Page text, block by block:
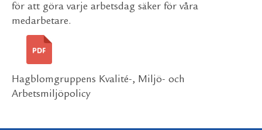
för att göra varje arbetsdag säker för våra
medarbetare.
Hagblomgruppens Kvalité-, Miljö- och
Arbetsmiljöpolicy